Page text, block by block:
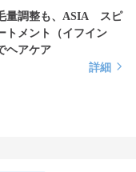
量調整も、ASIA スピ
トメント（イフイン
ヘアケア
詳細